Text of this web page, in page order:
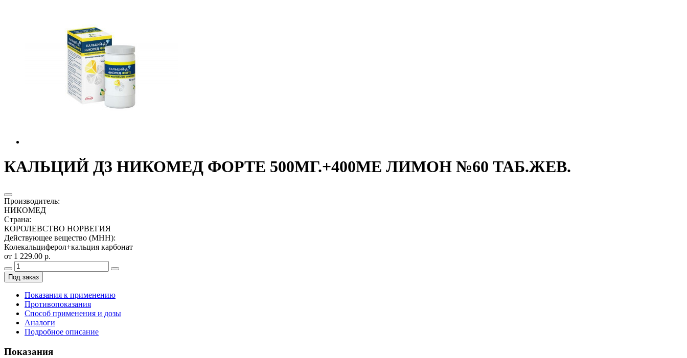
КАЛЬЦИЙ Д3 НИКОМЕД ФОРТЕ 500МГ.+400МЕ ЛИМОН №60 ТАБ.ЖЕВ.
Производитель:
НИКОМЕД
Страна:
КОРОЛЕВСТВО НОРВЕГИЯ
Действующее вещество (МНН):
Колекальциферол+кальция карбонат
от 1 229.00 р.
Под заказ
Показания к применению
Противопоказания
Способ применения и дозы
Аналоги
Подробное описание
Показания